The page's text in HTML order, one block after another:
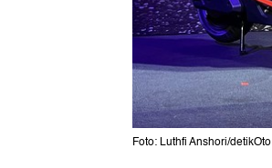
Foto: Luthfi Anshori/detikOto